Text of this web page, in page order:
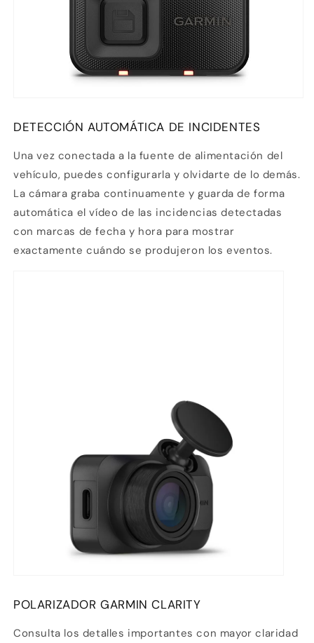
DETECCIÓN AUTOMÁTICA DE INCIDENTES
Una vez conectada a la fuente de alimentación del
vehículo, puedes configurarla y olvidarte de lo demás.
La cámara graba continuamente y guarda de forma
automática el vídeo de las incidencias detectadas
con marcas de fecha y hora para mostrar
exactamente cuándo se produjeron los eventos.
POLARIZADOR GARMIN CLARITY
Consulta los detalles importantes con mayor claridad
Agrega tu producto al carrito yelige
pagar con Meses sin Tarjeta.
En tu cuenta de Mercado Pago,elige
la cantidad de mesesy confirma.
Paga mes a mescon saldo disponible,
débito u otros medios.
¿Tienes dudas? Consulta nuestraAyuda.